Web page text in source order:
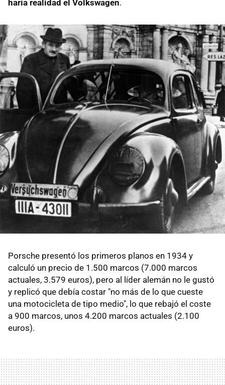
haría realidad el Volkswagen.
Porsche presentó los primeros planos en 1934 y
calculó un precio de 1.500 marcos (7.000 marcos
actuales, 3.579 euros), pero al líder alemán no le gustó
y replicó que debía costar "no más de lo que cueste
una motocicleta de tipo medio", lo que rebajó el coste
a 900 marcos, unos 4.200 marcos actuales (2.100
euros).